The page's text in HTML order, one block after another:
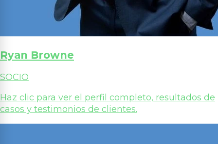
Ryan Browne
SOCIO
Haz clic para ver el perfil completo, resultados de
casos y testimonios de clientes.